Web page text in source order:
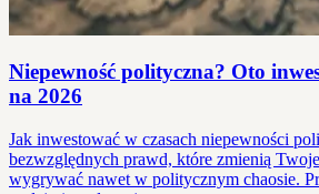
Niepewność polityczna? Oto
na 2026
Jak inwestować w czasach niepewności
bezwzględnych prawd, które zmienią
wygrywać nawet w politycznym chaosie.